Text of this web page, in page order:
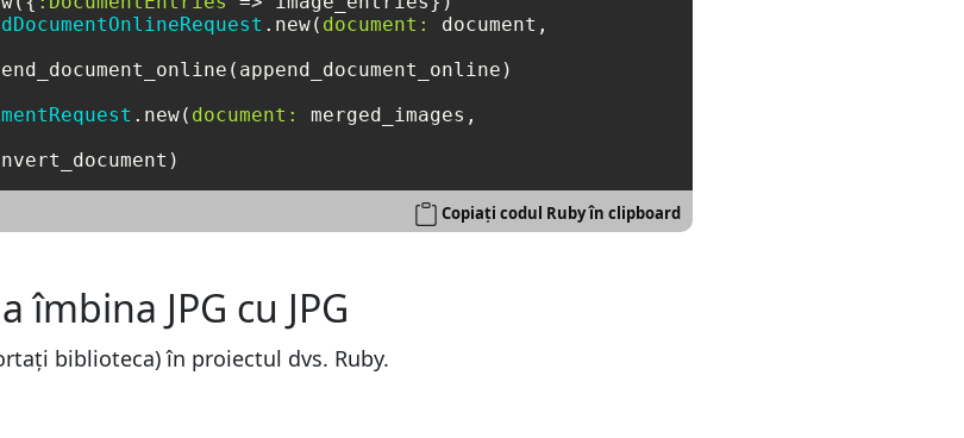
.new( document:
document,
.new( document:
merged_images,
Copiați codul Ruby în clipboard
JPG cu JPG
biblioteca) în proiectul dvs. Ruby.